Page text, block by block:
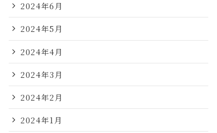
2024年6月
2024年5月
2024年4月
2024年3月
2024年2月
2024年1月